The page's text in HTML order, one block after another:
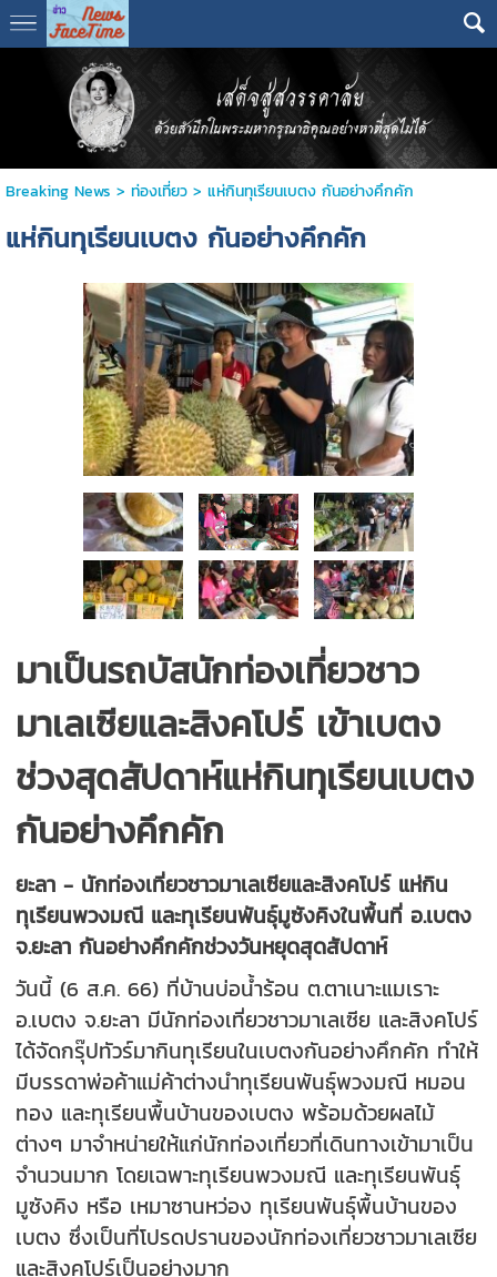
Breaking News > ท่องเที่ยว> แห่กินทุเรียนเบตง กันอย่างคึกคัก
แห่กินทุเรียนเบตง กันอย่างคึกคัก
มาเป็นรถบัสนักท่องเที่ยวชาว
มาเลเซียและสิงคโปร์ เข้าเบตง
ช่วงสุดสัปดาห์แห่กินทุเรียนเบตง
กันอย่างคึกคัก
ยะลา - นักท่องเที่ยวชาวมาเลเซียและสิงคโปร์ แห่กิน
ทุเรียนพวงมณี และทุเรียนพันธุ์มูซังคิงในพื้นที่ อ.เบตง
จ.ยะลา กันอย่างคึกคักช่วงวันหยุดสุดสัปดาห์
วันนี้ (6 ส.ค. 66) ที่บ้านบ่อน้ำร้อน ต.ตาเนาะแมเราะ
อ.เบตง จ.ยะลา มีนักท่องเที่ยวชาวมาเลเซีย และสิงคโปร์
ได้จัดกรุ๊ปทัวร์มากินทุเรียนในเบตงกันอย่างคึกคัก ทำให้
มีบรรดาพ่อค้าแม่ค้าต่างนำทุเรียนพันธุ์พวงมณี หมอน
ทอง และทุเรียนพื้นบ้านของเบตง พร้อมด้วยผลไม้
ต่างๆ มาจำหน่ายให้แก่นักท่องเที่ยวที่เดินทางเข้ามาเป็น
จำนวนมาก โดยเฉพาะทุเรียนพวงมณี และทุเรียนพันธุ์
มูซังคิง หรือ เหมาซานหว่อง ทุเรียนพันธุ์พื้นบ้านของ
เบตง ซึ่งเป็นที่โปรดปรานของนักท่องเที่ยวชาวมาเลเซีย
และสิงคโปร์เป็นอย่างมาก